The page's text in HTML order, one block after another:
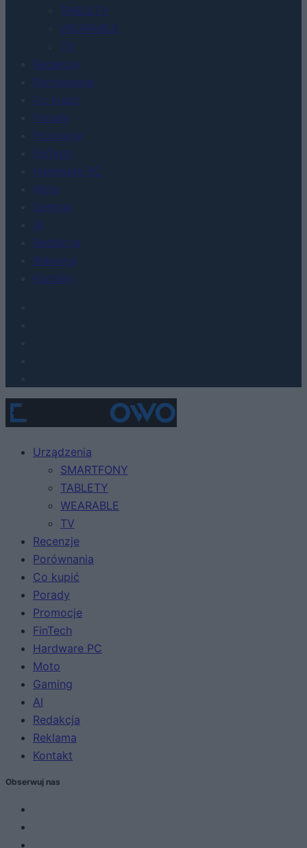
TABLETY
WEARABLE
TV
Recenzje
Porównania
Co kupić
Porady
Promocje
FinTech
Hardware PC
Moto
Gaming
AI
Redakcja
Reklama
Kontakt
Urządzenia
SMARTFONY
TABLETY
WEARABLE
TV
Recenzje
Porównania
Co kupić
Porady
Promocje
FinTech
Hardware PC
Moto
Gaming
AI
Redakcja
Reklama
Kontakt
Obserwuj nas